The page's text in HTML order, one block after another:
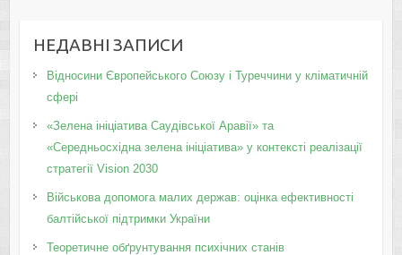
НЕДАВНІ ЗАПИСИ
Відносини Європейського Союзу і Туреччини у кліматичній
сфері
«Зелена ініціатива Саудівської Аравії» та
«Середньосхідна зелена ініціатива» у контексті реалізації
стратегії Vision 2030
Військова допомога малих держав: оцінка ефективності
балтійської підтримки України
Теоретичне обґрунтування психічних станів